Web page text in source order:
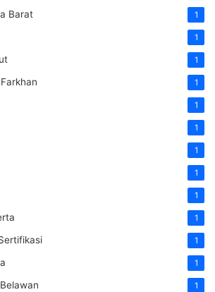
Barat 1
1
1
1
1
1
1
1
1
1
1
1
1